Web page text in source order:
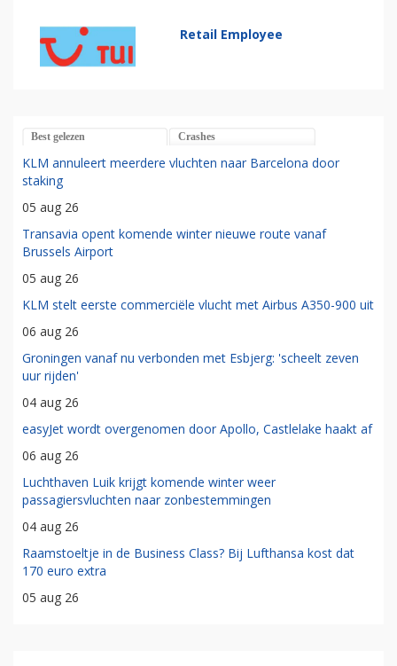
Retail Employee
Best gelezen Crashes
KLM annuleert meerdere vluchten naar Barcelona door
staking
05 aug 26
Transavia opent komende winter nieuwe route vanaf
Brussels Airport
05 aug 26
KLM stelt eerste commerciële vlucht met Airbus A350-900 uit
06 aug 26
Groningen vanaf nu verbonden met Esbjerg: 'scheelt zeven
uur rijden'
04 aug 26
easyJet wordt overgenomen door Apollo, Castlelake haakt af
06 aug 26
Luchthaven Luik krijgt komende winter weer
passagiersvluchten naar zonbestemmingen
04 aug 26
Raamstoeltje in de Business Class? Bij Lufthansa kost dat
170 euro extra
05 aug 26